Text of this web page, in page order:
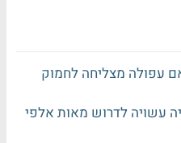
עפולה מצליחה לחמוק
עשויה לדרוש מאות אלפי